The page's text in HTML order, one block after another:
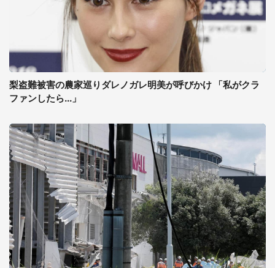
梨盗難被害の農家巡りダレノガレ明美が呼びかけ 「私がクラ
ファンしたら...」